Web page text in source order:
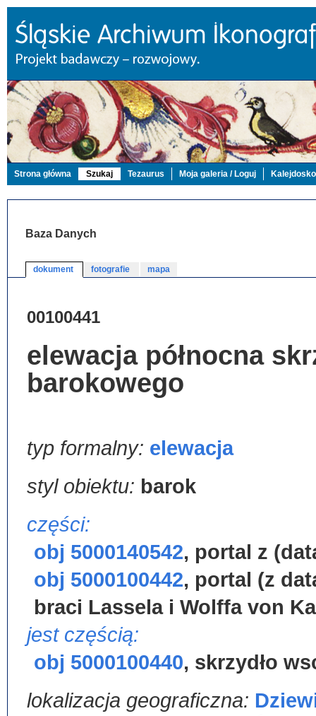
Strona główna Szukaj Tezaurus Moja galeria / Loguj
Baza Danych
dokument fotografie mapa
00100441
elewacja północna
barokowego
typ formalny: elewacja
styl obiektu: barok
części:
obj 5000140542, portal z
obj 5000100442, portal (z
braci Lassela i Wolffa von
jest częścią:
obj 5000100440, skrzydło
lokalizacja geograficzna: